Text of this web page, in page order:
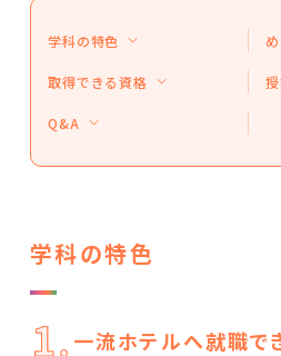
学科の特色
取得できる資格
Q&A
学科の特色
一流ホテルへ就職で